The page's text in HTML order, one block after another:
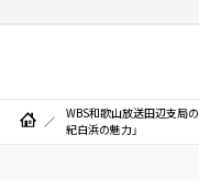
WBS和歌山放送田辺支局
紀白浜の魅力」